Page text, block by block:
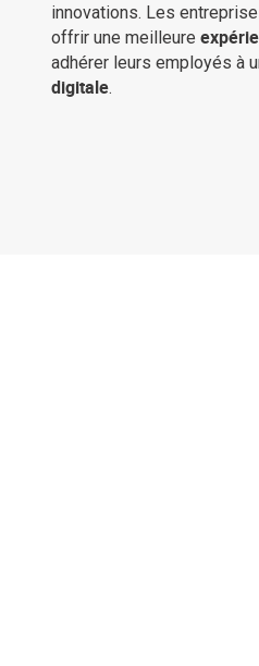
innovations. Les
offrir une meilleure
adhérer leurs employés à
digitale.